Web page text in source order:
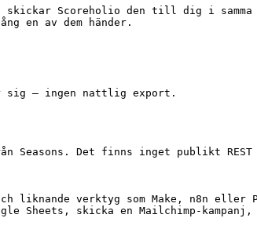
Scoreholio den till dig i samma
en av dem händer.
sig — ingen nattlig export.
Seasons. Det finns inget publikt REST
verktyg som Make, n8n eller
skicka en Mailchimp-kampanj,